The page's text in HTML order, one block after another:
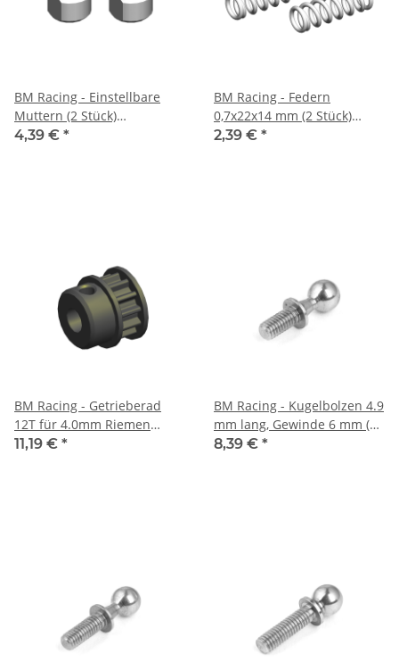
BM Racing - Einstellbare
Muttern (2 Stück)
(BMR123072)
4,39 € *
BM Racing - Federn
0,7x22x14 mm (2 Stück)
(BMR129611)
2,39 € *
BM Racing - Getrieberad
12T für 4.0mm Riemen
(BMR994012)
11,19 € *
BM Racing - Kugelbolzen 4.9
mm lang, Gewinde 6 mm (4
Stück) (BMR924916)
8,39 € *